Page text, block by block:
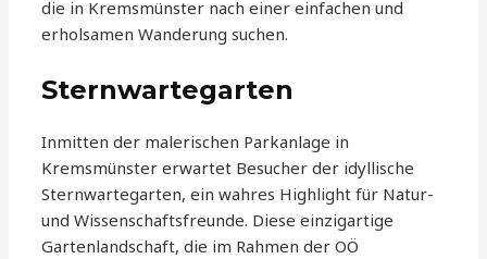
die in Kremsmünster nach einer einfachen und
erholsamen Wanderung suchen.
Sternwartegarten
Inmitten der malerischen Parkanlage in
Kremsmünster erwartet Besucher der idyllische
Sternwartegarten, ein wahres Highlight für Natur-
und Wissenschaftsfreunde. Diese einzigartige
Gartenlandschaft, die im Rahmen der OÖ